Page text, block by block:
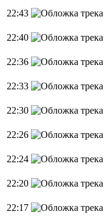
22:43
22:40
22:36
22:33
22:30
22:26
22:24
22:20
22:17